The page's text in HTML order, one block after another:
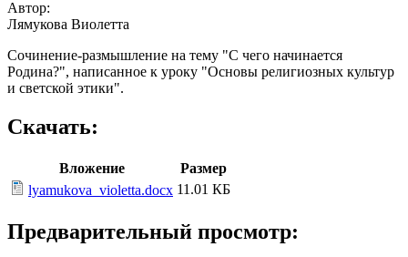
Автор:
Лямукова Виолетта
Сочинение-размышление на тему "С чего начинается
Родина?", написанное к уроку "Основы религиозных культур
и светской этики".
Скачать:
Вложение
Размер
lyamukova_violetta.docx 11.01 КБ
Предварительный просмотр: